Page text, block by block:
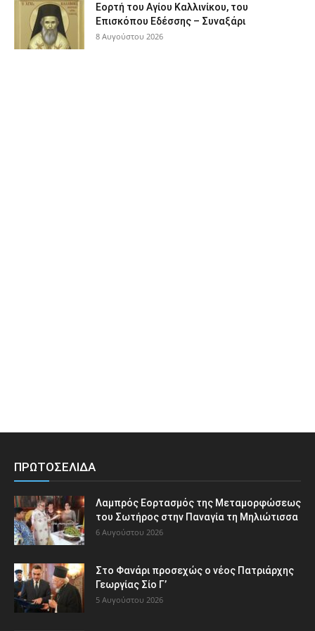
Εορτή του Αγίου Καλλινίκου, του
Επισκόπου Εδέσσης – Συναξάρι
8 Αυγούστου 2026
ΠΡΩΤΟΣΕΛΙΔΑ
Λαμπρός Εορτασμός της Μεταμορφώσεως
του Σωτήρος στην Παναγία τη Μηλιώτισσα
6 Αυγούστου 2026
Στο Φανάρι προσεχώς ο νέος Πατριάρχης
Γεωργίας Σίο Γ’
5 Αυγούστου 2026